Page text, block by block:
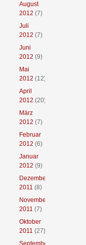
August
2012 (7)
Juli
2012 (7)
Juni
2012 (9)
Mai
2012 (12)
April
2012 (20)
März
2012 (7)
Februar
2012 (6)
Januar
2012 (9)
Dezember
2011 (8)
November
2011 (7)
Oktober
2011 (27)
September